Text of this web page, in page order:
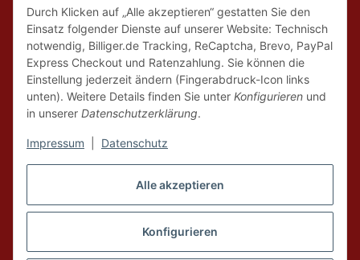
Alle akzeptieren
Konfigurieren
Durch Klicken auf „Alle akzeptieren“ gestatten Sie den
Einsatz folgender Dienste auf unserer Website: Technisch
notwendig, Billiger.de Tracking, ReCaptcha, Brevo, PayPal
Express Checkout und Ratenzahlung. Sie können die
Einstellung jederzeit ändern (Fingerabdruck-Icon links
unten). Weitere Details finden Sie unter Konfigurieren und
in unserer Datenschutzerklärung.
Impressum Datenschutz
75378 Bad Liebenzell
Tel. Laden 07152-909493
Tel. Versandlager 07052-9344380
Vertrag widerrufen
* Alle Preise inkl. gesetzlicher USt., zzgl.Versandaus Lager Bad Liebenzell.
Die angegebenen Preise sind Online-Preise, Ladenpreise und Produkte vor